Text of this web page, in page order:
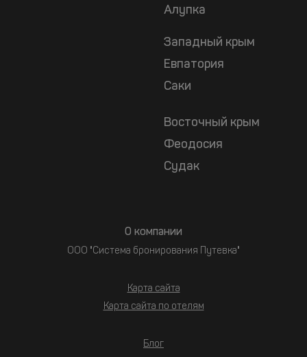
Алупка
Западный крым
Евпатория
Саки
Восточный крым
Феодосия
Судак
О компании
ООО "Система бронирования Путевка"
Карта сайта
Карта сайта по отелям
Блог